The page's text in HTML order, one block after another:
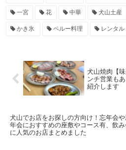
一宮 花 中華 犬山土産
かき氷 ペルー料理 レンタル
犬山焼肉【
ンチ営業も
紹介します
犬山でお店をお探しの方向け！忘年会
年会におすすめの座敷やコース有、飲み
に人気のお店まとめました